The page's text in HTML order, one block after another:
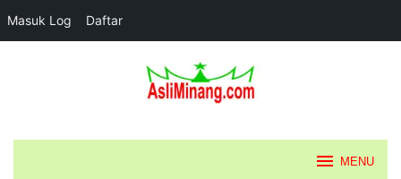
Masuk Log Daftar
MENU